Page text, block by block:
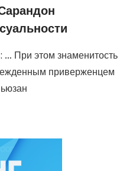
… При этом знаменитость
приверженцем